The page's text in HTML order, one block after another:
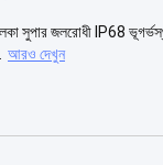
সুপার জলরোধী IP68
আরও দেখুন